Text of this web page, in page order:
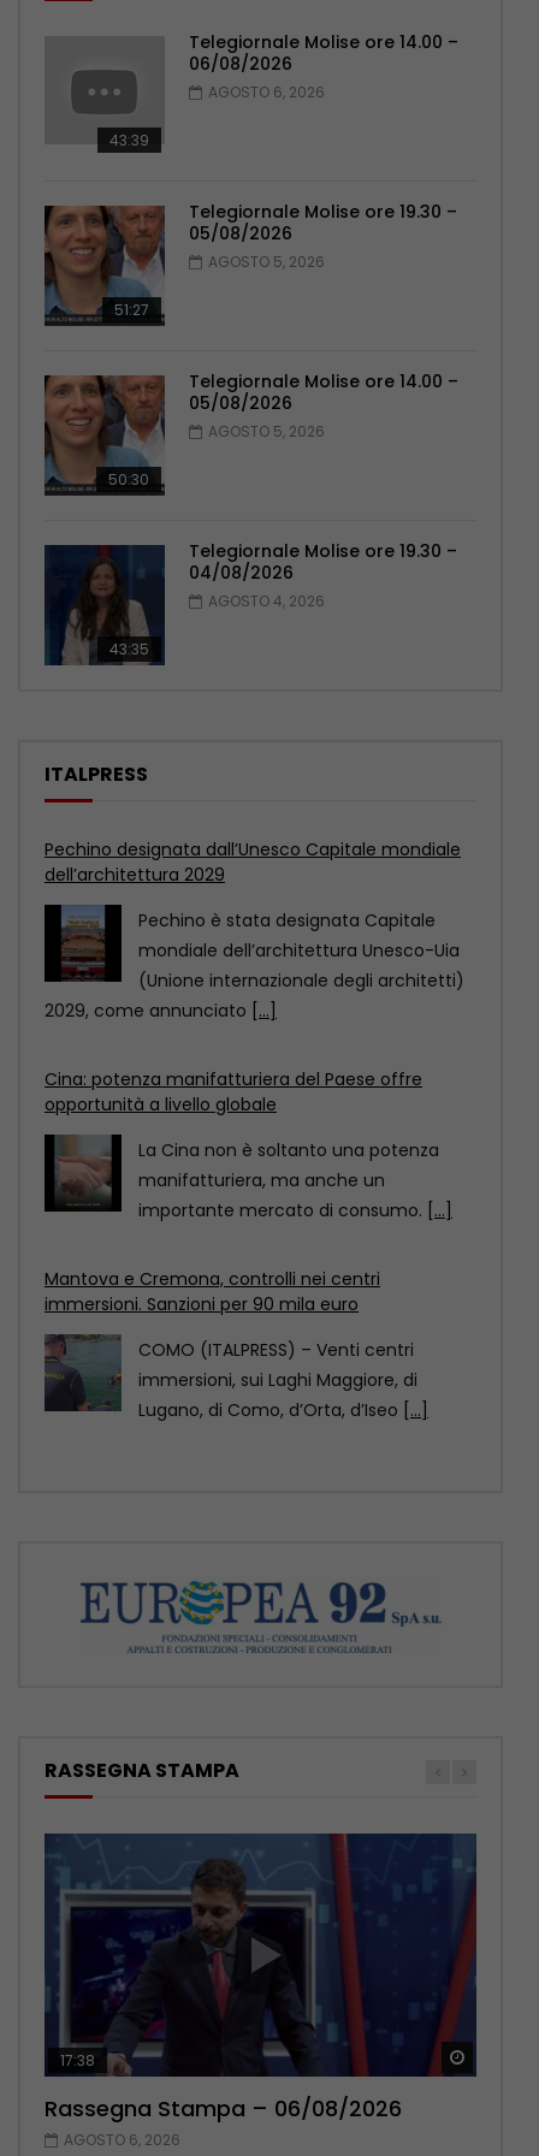
43:39
Telegiornale Molise ore 14.00 –
06/08/2026
AGOSTO 6, 2026
51:27
Telegiornale Molise ore 19.30 –
05/08/2026
AGOSTO 5, 2026
50:30
Telegiornale Molise ore 14.00 –
05/08/2026
AGOSTO 5, 2026
43:35
Telegiornale Molise ore 19.30 –
04/08/2026
AGOSTO 4, 2026
ITALPRESS
Cina: potenza manifatturiera del Paese offre
opportunità a livello globale
La Cina non è soltanto una potenza
manifatturiera, ma anche un
importante mercato di consumo.[...]
immersioni. Sanzioni per 90 mila euro
COMO (ITALPRESS) – Venti centri
immersioni, sui Laghi Maggiore, di
Lugano, di Como, d’Orta, d’Iseo
dell’architettura 2029
Pechino è stata designata Capitale
mondiale dell’architettura Unesco-Uia
(Unione internazionale degli architetti)
2029, come annunciato[...]
RASSEGNA STAMPA
17:38
Rassegna Stampa – 06/08/2026
AGOSTO 6, 2026
22:42
Rassegna Stampa – 05/08/2026
AGOSTO 5, 2026